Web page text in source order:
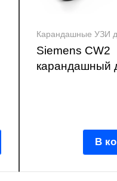
Карандашные УЗИ
Siemens CW2
карандашный
В